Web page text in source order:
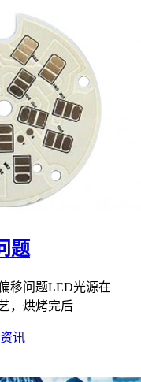
题
移问题LED光源在
，烘烤完后
讯